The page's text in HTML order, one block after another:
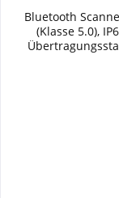
Bluetooth
(Klasse 5.0),